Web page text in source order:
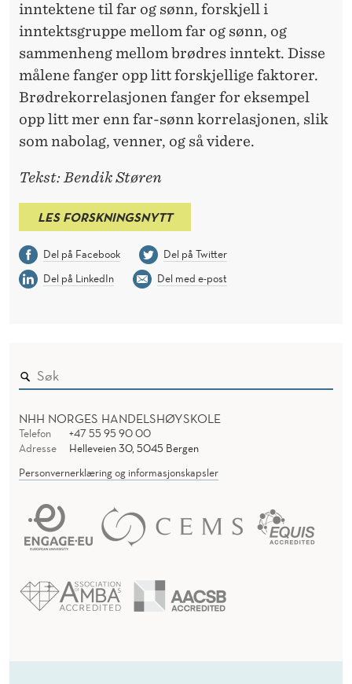
inntektene til far og sønn, forskjell i
inntektsgruppe mellom far og sønn, og
sammenheng mellom brødres inntekt. Disse
målene fanger opp litt forskjellige faktorer.
Brødrekorrelasjonen fanger for eksempel
opp litt mer enn far-sønn korrelasjonen, slik
som nabolag, venner, og så videre.
Tekst: Bendik Støren
LES FORSKNINGSNYTT
Del på Facebook
Del på Twitter
Del på LinkedIn
Del med e-post
NHH NORGES HANDELSHØYSKOLE
Telefon
+47 55 95 90 00
Adresse
Helleveien 30, 5045 Bergen
Personvernerklæring og informasjonskapsler